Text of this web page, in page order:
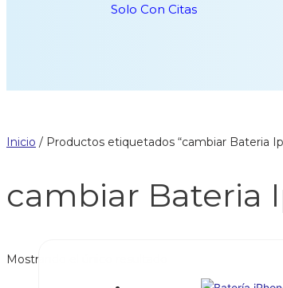
Solo Con Citas
Inicio / Productos etiquetados “cambiar Bateria
cambiar Bateria
Mostrando el único resultado